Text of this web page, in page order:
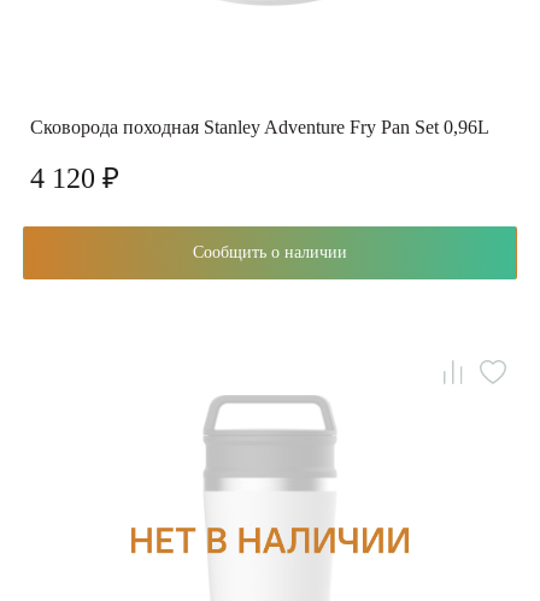
Сковорода походная Stanley Adventure Fry Pan Set 0,96L
4 120 ₽
Сообщить о наличии